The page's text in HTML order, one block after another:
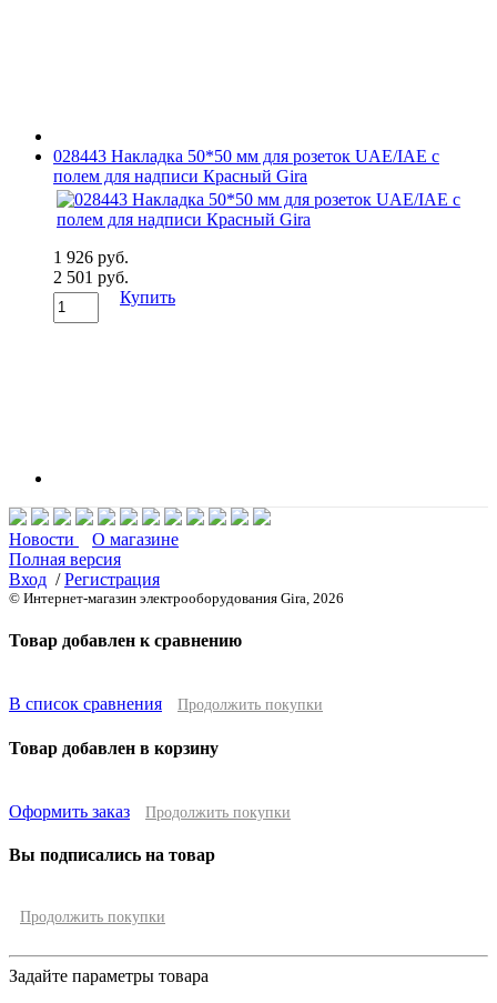
028443 Накладка 50*50 мм для розеток UAE/IAE с
полем для надписи Красный Gira
1 926 руб.
2 501 руб.
Купить
Новости
О магазине
Полная версия
Вход /Регистрация
© Интернет-магазин электрооборудования Gira, 2026
Товар добавлен к сравнению
В список сравнения Продолжить покупки
Товар добавлен в корзину
Оформить заказ Продолжить покупки
Вы подписались на товар
Продолжить покупки
Задайте параметры товара